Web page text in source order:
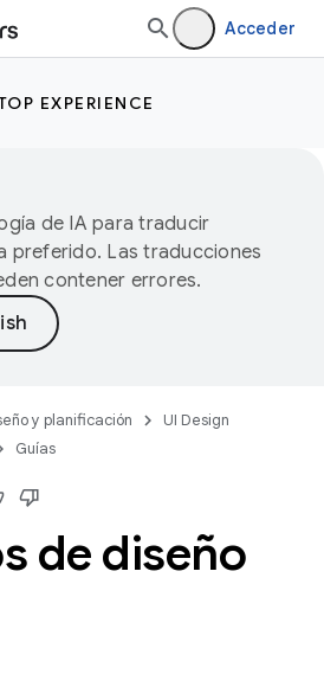
Acceder
EXPERIENCE
de IA para traducir
preferido. Las traducciones
contener errores.
y planificación
UI Design
Guías
de diseño